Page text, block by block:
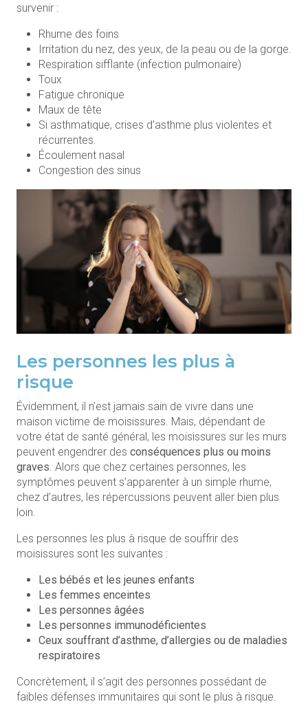
survenir :
Rhume des foins
Irritation du nez, des yeux, de la peau ou de la gorge.
Respiration sifflante (infection pulmonaire)
Toux
Fatigue chronique
Maux de tête
Si asthmatique, crises d’asthme plus violentes et
récurrentes.
Écoulement nasal
Congestion des sinus
Les personnes les plus à
risque
Évidemment, il n’est jamais sain de vivre dans une
maison victime de moisissures. Mais, dépendant de
votre état de santé général, les moisissures sur les murs
peuvent engendrer des conséquences plus ou moins
graves . Alors que chez certaines personnes, les
symptômes peuvent s’apparenter à un simple rhume,
chez d’autres, les répercussions peuvent aller bien plus
loin.
Les personnes les plus à risque de souffrir des
moisissures sont les suivantes :
Les bébés et les jeunes enfants
Les femmes enceintes
Les personnes âgées
Les personnes immunodéficientes
Ceux souffrant d’asthme, d’allergies ou de maladies
respiratoires
Concrètement, il s’agit des personnes possédant de
faibles défenses immunitaires qui sont le plus à risque.